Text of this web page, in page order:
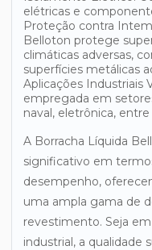
elétricas e
Proteção contra
Belloton protege
climáticas adversas,
superfícies metálicas
Aplicações Industriais
empregada em
naval, eletrônica,
A Borracha Líquida
significativo em
desempenho,
uma ampla gama de
revestimento. Seja
industrial, a qualidade